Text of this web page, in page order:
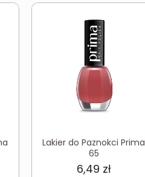
Lakier do Paznokci Prima
65
6,49 zł